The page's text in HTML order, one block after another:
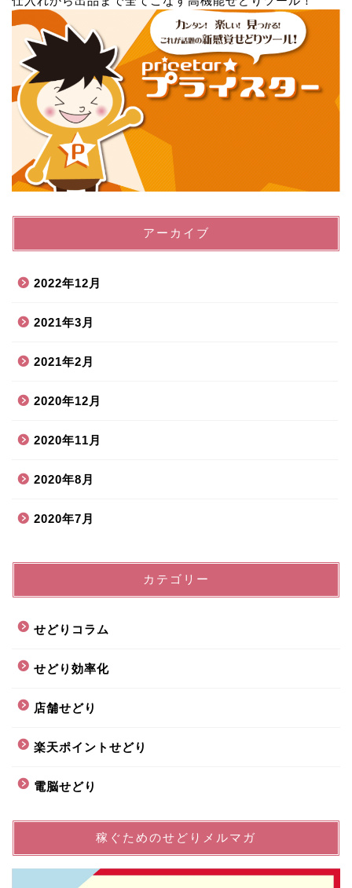
アーカイブ
2022年12月
2021年3月
2021年2月
2020年12月
2020年11月
2020年8月
2020年7月
カテゴリー
せどりコラム
せどり効率化
店舗せどり
楽天ポイントせどり
電脳せどり
稼ぐためのせどりメルマガ